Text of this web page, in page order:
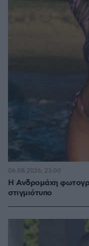
Η Ανδρομάχη
στιγμιότυπο
06.08.2026, 23:00